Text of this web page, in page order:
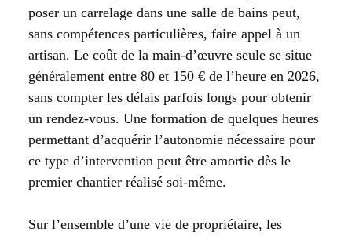
poser un carrelage dans une salle de bains peut,
sans compétences particulières, faire appel à un
artisan. Le coût de la main-d’œuvre seule se situe
généralement entre 80 et 150 € de l’heure en 2026,
sans compter les délais parfois longs pour obtenir
un rendez-vous. Une formation de quelques heures
permettant d’acquérir l’autonomie nécessaire pour
ce type d’intervention peut être amortie dès le
premier chantier réalisé soi-même.
Sur l’ensemble d’une vie de propriétaire, les